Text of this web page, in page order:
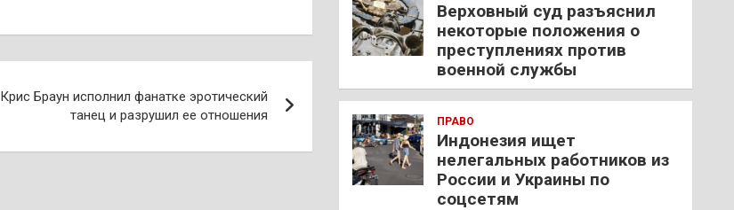
Крис Браун исполнил фанатке эротический
танец и разрушил ее отношения
Верховный суд разъяснил
некоторые положения о
преступлениях против
военной службы
ПРАВО
Индонезия ищет
нелегальных работников из
России и Украины по
соцсетям